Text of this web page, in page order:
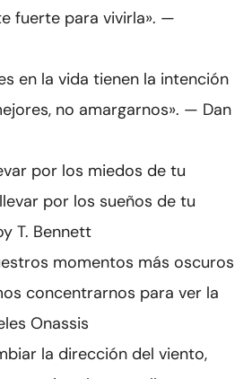
fuerte para vivirla». —
en la vida tienen la intención
no amargarnos». — Dan
por los miedos de tu
por los sueños de tu
T. Bennett
momentos más oscuros
concentrarnos para ver la
Onassis
la dirección del viento,